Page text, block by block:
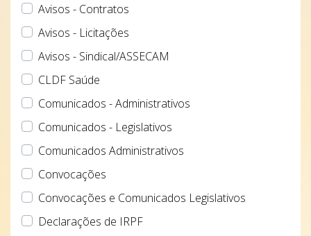
Avisos - Contratos
Avisos - Licitações
Avisos - Sindical/ASSECAM
CLDF Saúde
Comunicados - Administrativos
Comunicados - Legislativos
Comunicados Administrativos
Convocações
Convocações e Comunicados Legislativos
Declarações de IRPF